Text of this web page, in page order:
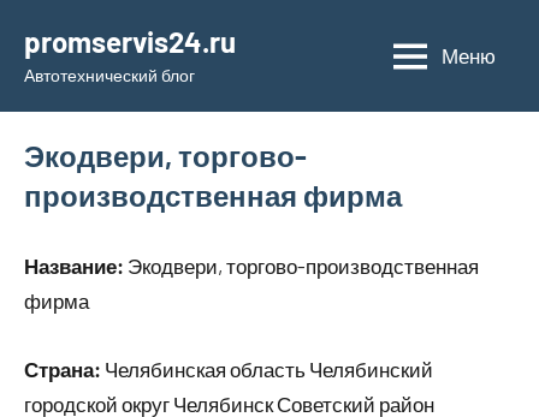
содержимому
promservis24.ru
Автотехнический блог
Меню
Экодвери, торгово-
производственная фирма
Название: Экодвери, торгово-производственная
фирма
Страна: Челябинская область Челябинский
городской округ Челябинск Советский район